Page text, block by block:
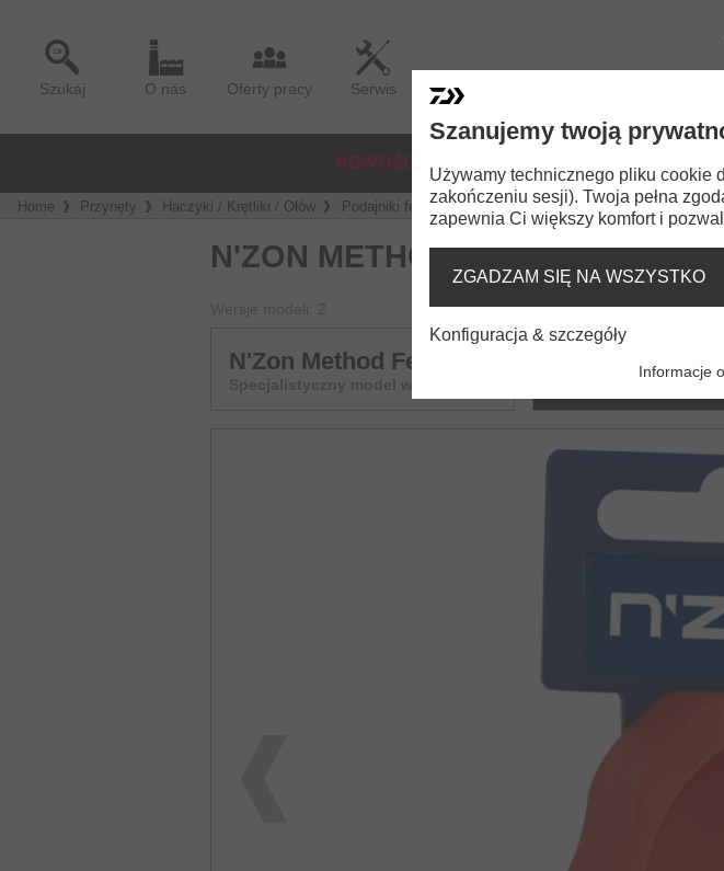
Szukaj O nas Oferty pracy Serwis
NOWOŚCI
Home Przynęty Haczyki / Krętliki / Ołów Podajniki feeder N'Zon Method Mould
N'ZON METHOD FEEDER
Wersje modeli: 2
N'Zon Method Feeder
Specjalistyczny model wędki feeder
N'Zon Method
Silikonowa forma do
Szanujemy twoją
Używamy technicznego pliku cookie
zakończeniu sesji). Twoja pełna
zapewnia Ci większy komfort i
ZGADZAM SIĘ NA WSZYSTKO
Konfiguracja & szczegóły
Informacje